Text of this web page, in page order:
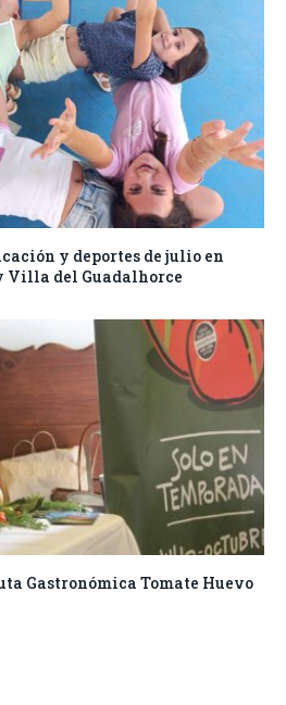
y deportes de julio en
Villa del Guadalhorce
Gastronómica Tomate Huevo